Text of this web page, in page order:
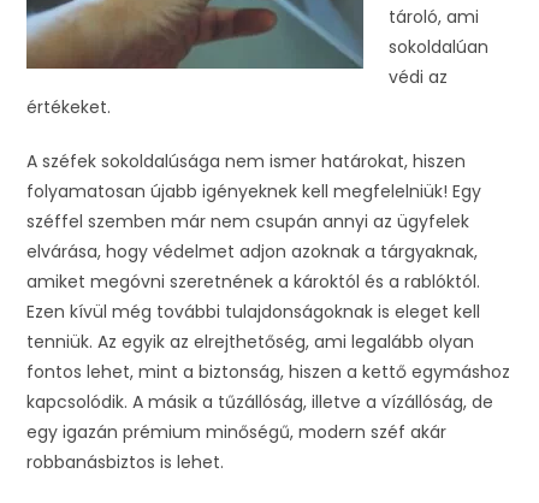
tároló, ami
sokoldalúan
védi az
értékeket.
A széfek sokoldalúsága nem ismer határokat, hiszen
folyamatosan újabb igényeknek kell megfelelniük! Egy
széffel szemben már nem csupán annyi az ügyfelek
elvárása, hogy védelmet adjon azoknak a tárgyaknak,
amiket megóvni szeretnének a károktól és a rablóktól.
Ezen kívül még további tulajdonságoknak is eleget kell
tenniük. Az egyik az elrejthetőség, ami legalább olyan
fontos lehet, mint a biztonság, hiszen a kettő egymáshoz
kapcsolódik. A másik a tűzállóság, illetve a vízállóság, de
egy igazán prémium minőségű, modern széf akár
robbanásbiztos is lehet.